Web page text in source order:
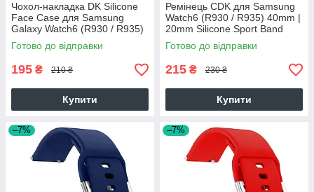
Чохол-накладка DK Silicone
Face Case для Samsung
Galaxy Watch6 (R930 / R935)
40mm (pale gold)
Готово до відправки
195 ₴ 210 ₴
Купити
Ремінець CDK для Samsung
Watch6 (R930 / R935) 40mm |
20mm Silicone Sport Band
(011908) (pink)
Готово до відправки
215 ₴ 230 ₴
Купити
–7% –7%